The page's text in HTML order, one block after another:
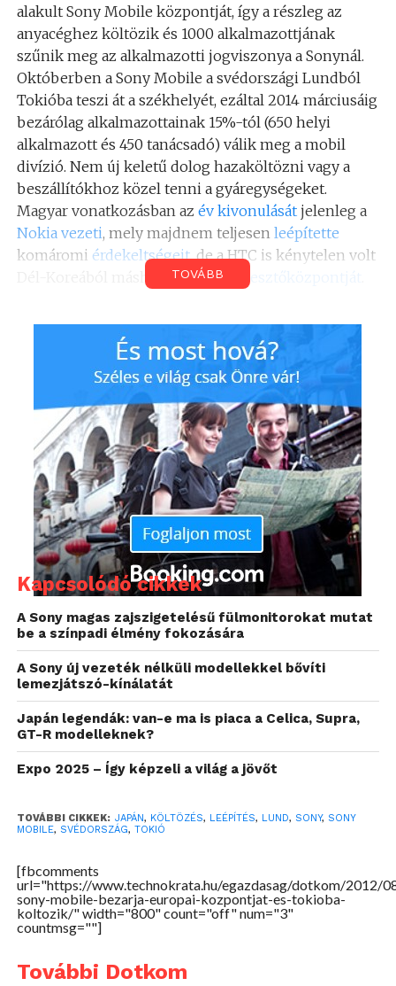
alakult Sony Mobile központját, így a részleg az
anyacéghez költözik és 1000 alkalmazottjának
szűnik meg az alkalmazotti jogviszonya a Sonynál.
Októberben a Sony Mobile a svédországi Lundból
Tokióba teszi át a székhelyét, ezáltal 2014 márciusáig
bezárólag alkalmazottainak 15%-tól (650 helyi
alkalmazott és 450 tanácsadó) válik meg a mobil
divízió. Nem új keletű dolog hazaköltözni vagy a
beszállítókhoz közel tenni a gyáregységeket.
Magyar vonatkozásban az év kivonulásátjelenleg a
Nokia vezeti, mely majdnem teljesen leépítette
komáromi érdekeltségeit, de a HTC is kénytelen volt
Dél-Koreából máshova tenni a
TOVÁBB
Kapcsolódó cikkek
A Sony magas zajszigetelésű fülmonitorokat mutat
be a színpadi élmény fokozására
A Sony új vezeték nélküli modellekkel bővíti
lemezjátszó-kínálatát
Japán legendák: van-e ma is piaca a Celica, Supra,
GT-R modelleknek?
Expo 2025 – Így képzeli a világ a jövőt
TOVÁBBI CIKKEK: JAPÁN, KÖLTÖZÉS, LEÉPÍTÉS, LUND, SONY, SONY
MOBILE, SVÉDORSZÁG, TOKIÓ
[fbcomments
url="https://www.technokrata.hu/egazdasag/dotkom/2012/
sony-mobile-bezarja-europai-kozpontjat-es-tokioba-
koltozik/" width="800" count="off" num="3"
countmsg=""]
További Dotkom